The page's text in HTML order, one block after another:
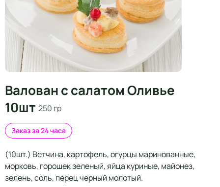
Валован с салатом Оливье
10шт 250 гр
Заказ за 24 часа
(10шт.) Ветчина, картофель, огурцы маринованные,
морковь, горошек зеленый, яйца куриные, майонез,
зелень, соль, перец черный молотый.